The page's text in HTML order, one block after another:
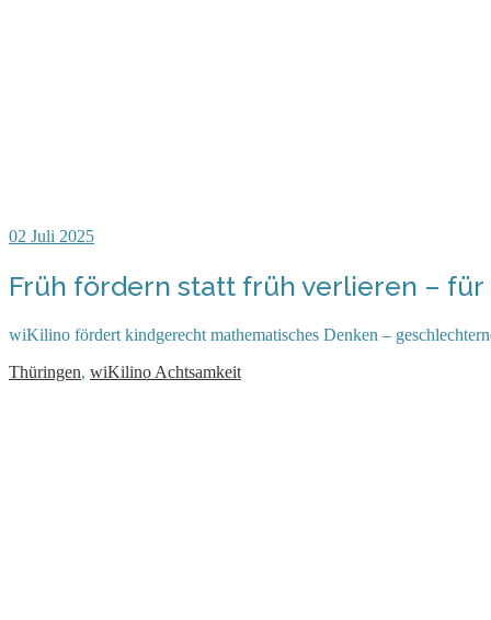
02 Juli 2025
Früh fördern statt früh verlieren –
wiKilino fördert kindgerecht mathematisches Denken –
Thüringen, wiKilino Achtsamkeit